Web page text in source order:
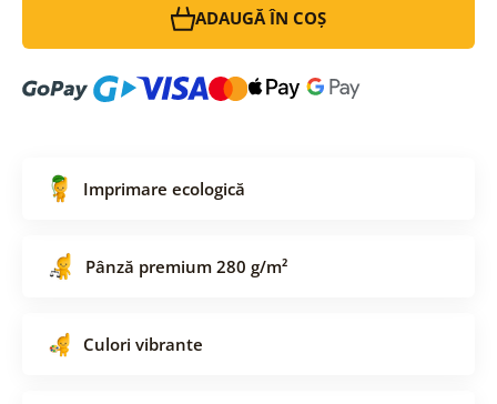
ADAUGĂ ÎN COȘ
Imprimare ecologică
Pânză premium 280 g/m²
Culori vibrante